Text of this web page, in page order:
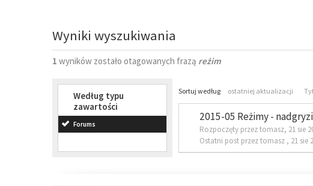
Wyniki wyszukiwania
1 wyników zostało otagowanych frazą reżim
Według typu
zawartości
Forums
Sortuj według ostatniej aktualizacji
2015-05 Reżimy -
Rozpoczęty przez tomasz, 21 sie
Ostatni post przez tomasz , 21 sie